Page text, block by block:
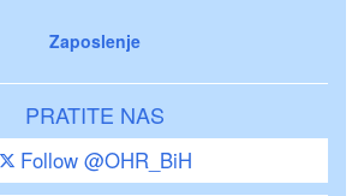
Zaposlenje
PRATITE NAS
Follow @OHR_BiH